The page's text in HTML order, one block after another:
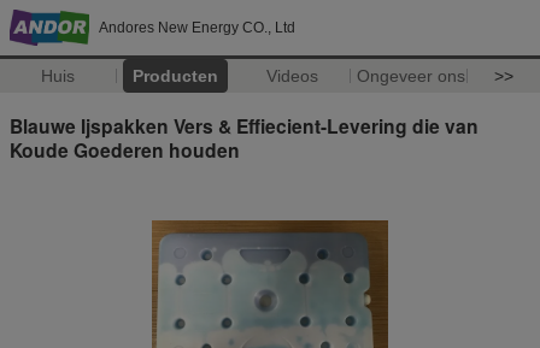
Andores New Energy CO., Ltd
Huis Producten Videos Ongeveer ons >>
Blauwe Ijspakken Vers & Effiecient-Levering die van
Koude Goederen houden